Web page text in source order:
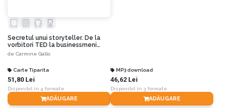
Secretul unui storyteller. De la
vorbitori TED la businessmeni
faimoși: de ce unele idei prind, iar
de Carmine Gallo
Carte Tiparita
51,80 Lei
Disponibil în 4 formate
ADĂUGARE
MP3 download
46,62 Lei
Disponibil în 3 formate
ADĂUGARE